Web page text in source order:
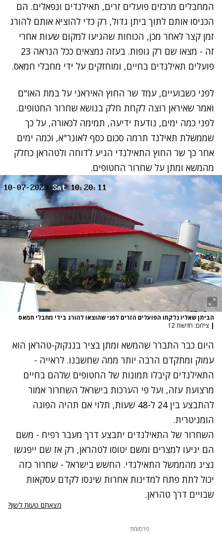
המחבלים מרכזים פועלים זרים, תאילנדים ונפאלים. הם
הכניסו אותם לתוך ביתן גדול, רק כדי להוציא אותם להורג
זמן קצר לאחר מכן, הכוחות שהגיעו למקום שעות אחרי
זה - מצאו שם רק גופות. בעזה נמצאים ככל הנראה 23
פועלים תאילנדים בחיים, ומוחזקים על ידי מחבלי חמאס.
לפני כשבועיים, עמד שר החוץ האיראני על במת האו"ם
ואמר שאיראן רוצה לקחת חלק בנושא שחרור החטופים.
לפני כמה ימים, נודעת ידיעה, תמימה לכאורה, על כך
שממשלת תאילנד תרמה סכום כסף לאונר"א, וכמה ימים
אחר כך שר החוץ התאילנדי הגיע לדוחה ולטהראן כחלק
מהמשא ומתן על שחרור החטופים.
הביתן שאליו נלקחו הפועלים הזרים לפני שהוצאו להורג בידי מחבלי חמאס
| צילום: חדשות 12
היום כבר התברר שהמשא ומתן בציר בנגקוק-טהראן הוא
עמוק ומתקדם הרבה יותר ממה שחשבנו. לראייה -
התאילנדים קיבלו תמונות של החטופים שלהם בחיים
מרצועת עזה, ועל פי הערכות בישראל השחרור אמור
להתבצע בין 24 ל-48 שעות, תלוי אם תהיה הפוגה
הומניטרית.
השחרור של התאילנדים יתבצע דרך מעבר רפיח - משם
הם יגיעו למצרים ומשם יטוסו לטהראן, רק אז שם ייפגשו
נציג מהממשל התאילנדי. החשש בישראל - שחרור כזה
יכול לתת פתח למדינות אחרות שינסו לקדם עסקאות
שבויים דרך טהראן.
מצאתם טעות לשון?
פרסומת